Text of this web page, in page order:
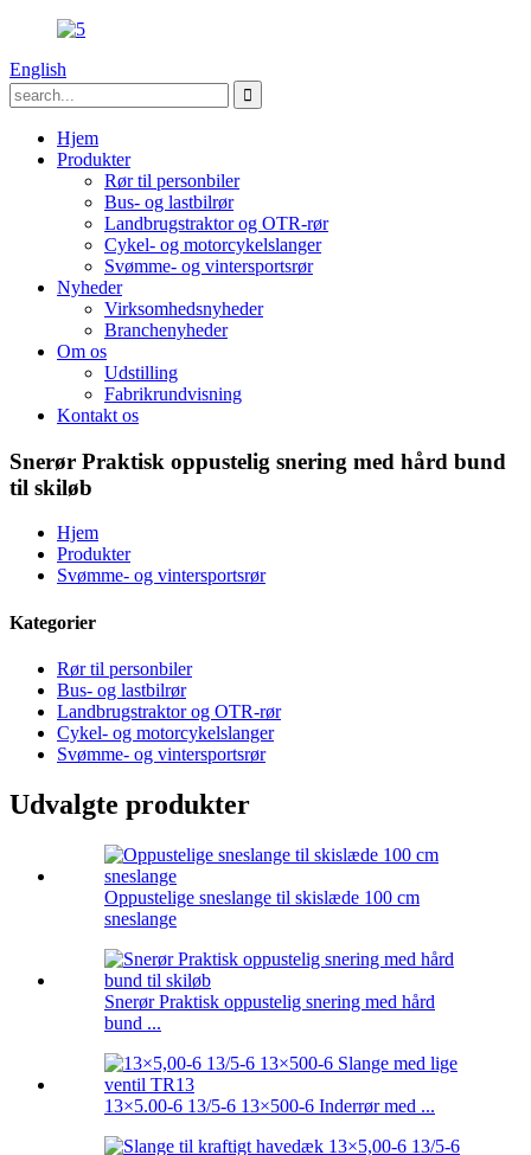
English
Hjem
Produkter
Rør til personbiler
Bus- og lastbilrør
Landbrugstraktor og OTR-rør
Cykel- og motorcykelslanger
Svømme- og vintersportsrør
Nyheder
Virksomhedsnyheder
Branchenyheder
Om os
Udstilling
Fabrikrundvisning
Kontakt os
Snerør Praktisk oppustelig snering med hård bund
til skiløb
Hjem
Produkter
Svømme- og vintersportsrør
Kategorier
Rør til personbiler
Bus- og lastbilrør
Landbrugstraktor og OTR-rør
Cykel- og motorcykelslanger
Svømme- og vintersportsrør
Udvalgte produkter
Oppustelige sneslange til skislæde 100 cm
sneslange
Snerør Praktisk oppustelig snering med hård
bund ...
13×5.00-6 13/5-6 13×500-6 Inderrør med ...